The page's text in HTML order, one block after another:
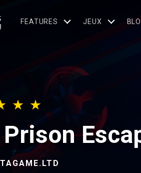
FEATURES JEUX